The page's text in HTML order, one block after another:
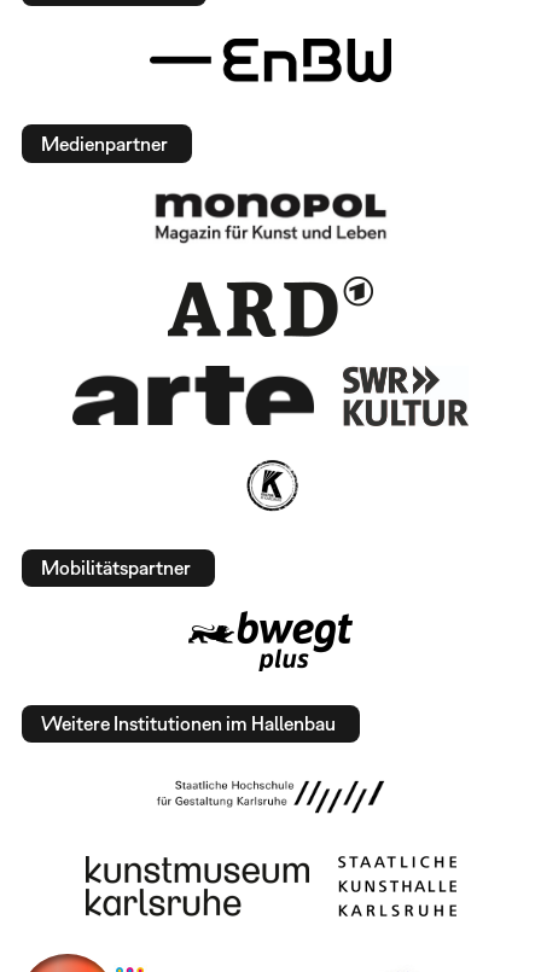
Medienpartner
Mobilitätspartner
Weitere Institutionen im Hallenbau